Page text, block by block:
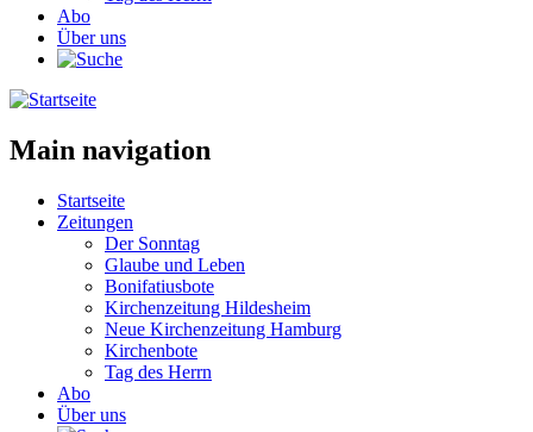
Abo
Über uns
Main navigation
Startseite
Zeitungen
Der Sonntag
Glaube und Leben
Bonifatiusbote
Kirchenzeitung Hildesheim
Neue Kirchenzeitung Hamburg
Kirchenbote
Tag des Herrn
Abo
Über uns